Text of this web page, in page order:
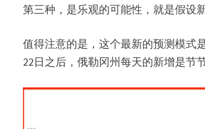
第三种，是乐观的可能性，就是假设
值得注意的是，这个最新的预测模式
22日之后，俄勒冈州每天的新增是节